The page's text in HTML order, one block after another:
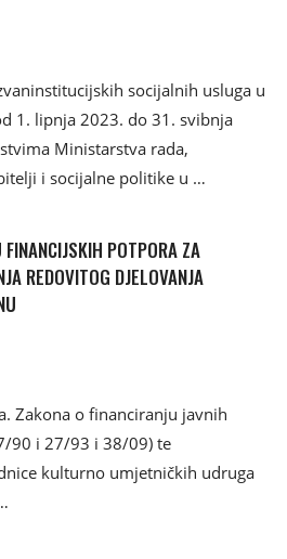
socijalnih usluga u
1. lipnja 2023. do 31. svibnja
Ministarstva rada,
i socijalne politike u …
POTPORA ZA
REDOVITOG DJELOVANJA
Zakona o financiranju javnih
90 i 27/93 i 38/09) te
kulturno umjetničkih udruga